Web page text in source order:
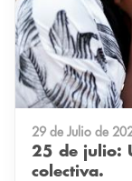
29 de Julio de
25 de julio:
colectiva.